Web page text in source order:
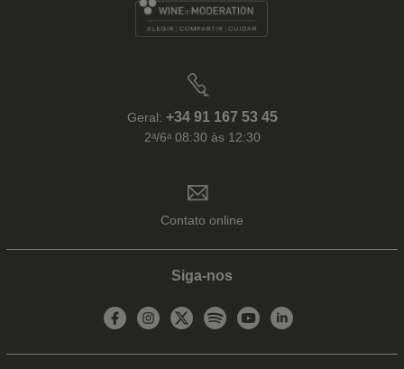
Geral: +34 91 167 53 45
2ᵃ/6ᵃ 08:30 às 12:30
Contato online
Siga-nos